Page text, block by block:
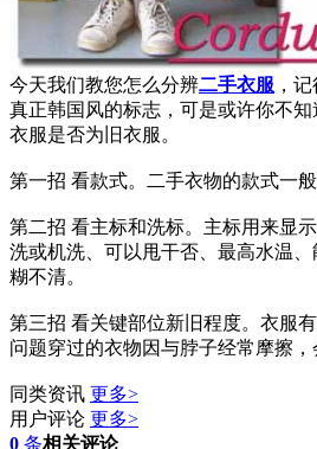
今天我们教您怎么分辨二手衣服 ，
真正韩国风的标志，可是或许你不
衣服是否为旧衣服。
第一招 看款式。二手衣物的款式一
第二招 看主标和洗标。主标用来显
洗或机洗、可以甩干否、最高水温
糊不清。
第三招 看关键部位新旧程度。衣服
问题穿过的衣物因与脖子经常摩擦
同类资讯 更多>
用户评论 更多>
0 条相关评论